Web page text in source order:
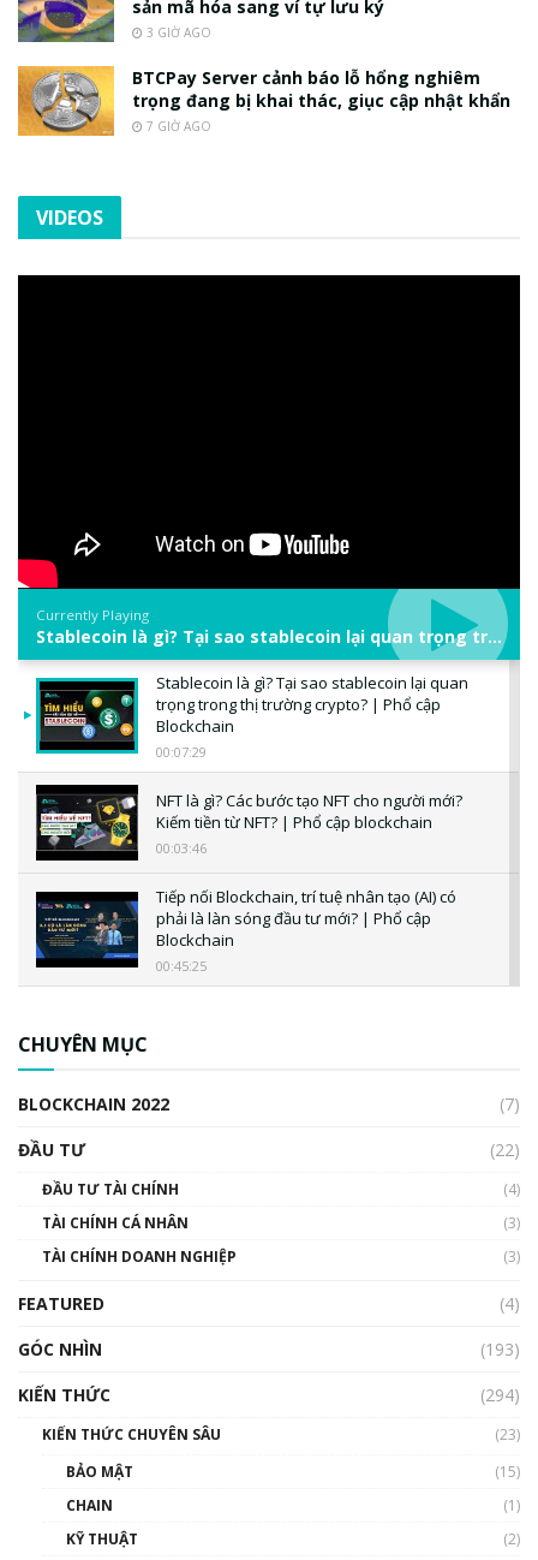
sản mã hóa sang ví tự lưu ký
3 GIỜ AGO
BTCPay Server cảnh báo lỗ hổng nghiêm
trọng đang bị khai thác, giục cập nhật khẩn
7 GIỜ AGO
VIDEOS
Currently Playing
Stablecoin là gì? Tại sao stablecoin lại quan trọng trong thị trường crypto? | Phổ cập Blockchain
Stablecoin là gì? Tại sao stablecoin lại quan
trọng trong thị trường crypto? | Phổ cập
Blockchain
00:07:29
NFT là gì? Các bước tạo NFT cho người mới?
Kiếm tiền từ NFT? | Phổ cập blockchain
00:03:46
Tiếp nối Blockchain, trí tuệ nhân tạo (AI) có
phải là làn sóng đầu tư mới? | Phổ cập
Blockchain
00:45:25
00:02:14
Nhìn lại năm 2022: Những sự kiện ảnh hưởng
đến hệ sinh thái tiền mã hoá | Phổ cập
CHUYÊN MỤC
BLOCKCHAIN 2022
(7)
ĐẦU TƯ
(22)
ĐẦU TƯ TÀI CHÍNH
(4)
TÀI CHÍNH CÁ NHÂN
(3)
TÀI CHÍNH DOANH NGHIỆP
(3)
FEATURED
(4)
GÓC NHÌN
(193)
KIẾN THỨC
(294)
KIẾN THỨC CHUYÊN SÂU
(23)
BẢO MẬT
(15)
CHAIN
(1)
KỸ THUẬT
(2)